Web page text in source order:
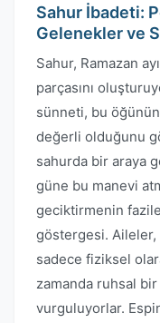
Sahur İbadeti:
Gelenekler ve
Sahur, Ramazan
parçasını
sünneti, bu
değerli olduğunu
sahurda bir araya
güne bu manevi
geciktirmenin
göstergesi.
sadece fiziksel
zamanda ruhsal bir
vurguluyorlar.